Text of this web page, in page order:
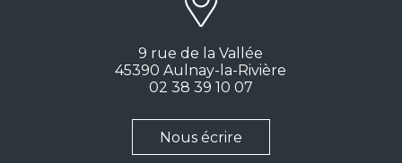
9 rue de la Vallée
45390 Aulnay-la-Rivière
02 38 39 10 07
Nous écrire